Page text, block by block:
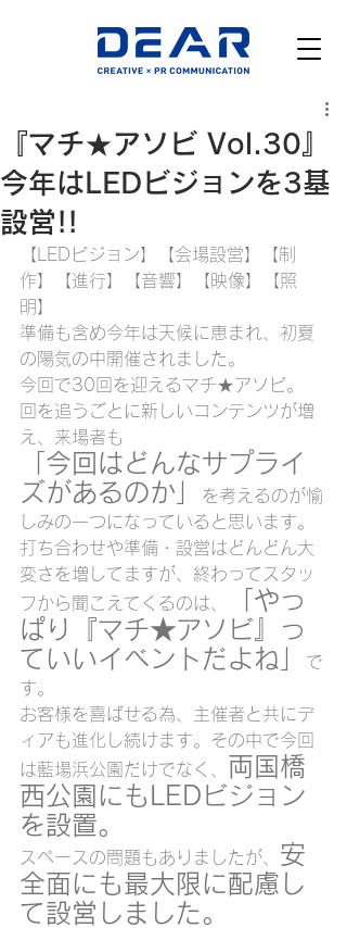
『マチ★アソビ Vol.30』
今年はLEDビジョンを3基
設営!!
【LEDビジョン】【会場設営】【制
作】【進行】【音響】【映像】【照
明】
準備も含め今年は天候に恵まれ、初夏
の陽気の中開催されました。
今回で30回を迎えるマチ★アソビ。
回を追うごとに新しいコンテンツが増
え、来場者も
「今回はどんなサプライ
ズがあるのか」
を考えるのが愉
しみの一つになっていると思います。
打ち合わせや準備・設営はどんどん大
変さを増してますが、終わってスタッ
フから聞こえてくるのは、
「やっ
ぱり『マチ★アソビ』っ
ていいイベントだよね」
で
す。
お客様を喜ばせる為、主催者と共にデ
ィアも進化し続けます。その中で今回
は藍場浜公園だけでなく、 両国橋
西公園にもLEDビジョン
を設置。
スペースの問題もありましたが、 安
全面にも最大限に配慮し
て設営しました。